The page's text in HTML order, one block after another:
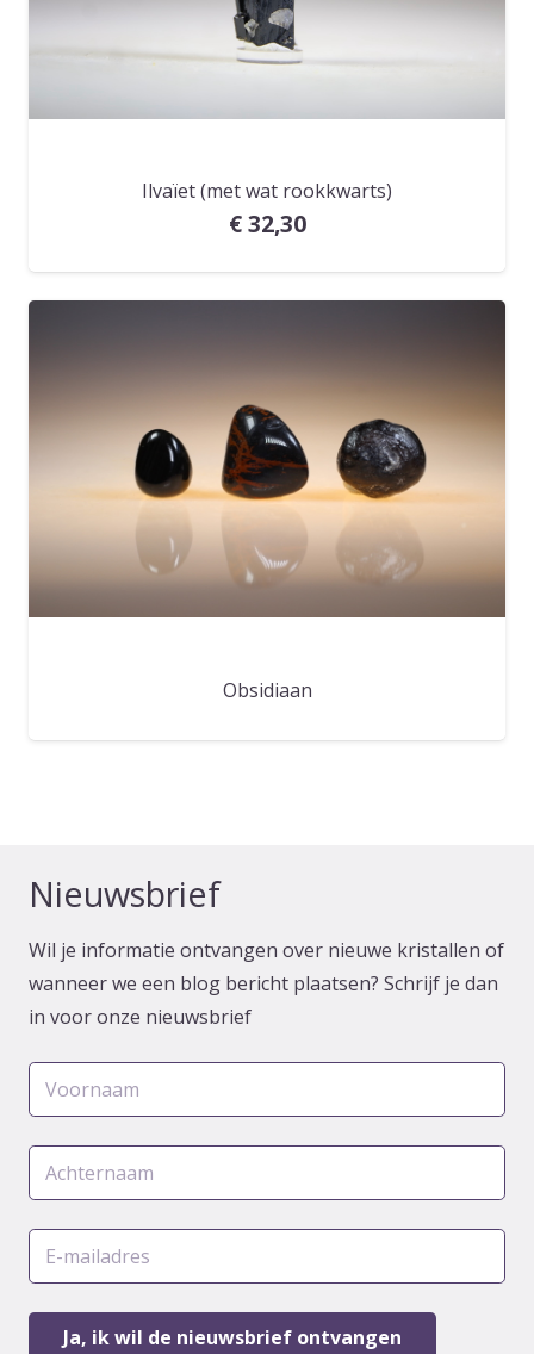
Ilvaïet (met wat rookkwarts)
€32,30
Obsidiaan
Nieuwsbrief
Wil je informatie ontvangen over nieuwe kristallen of
wanneer we een blog bericht plaatsen? Schrijf je dan
in voor onze nieuwsbrief